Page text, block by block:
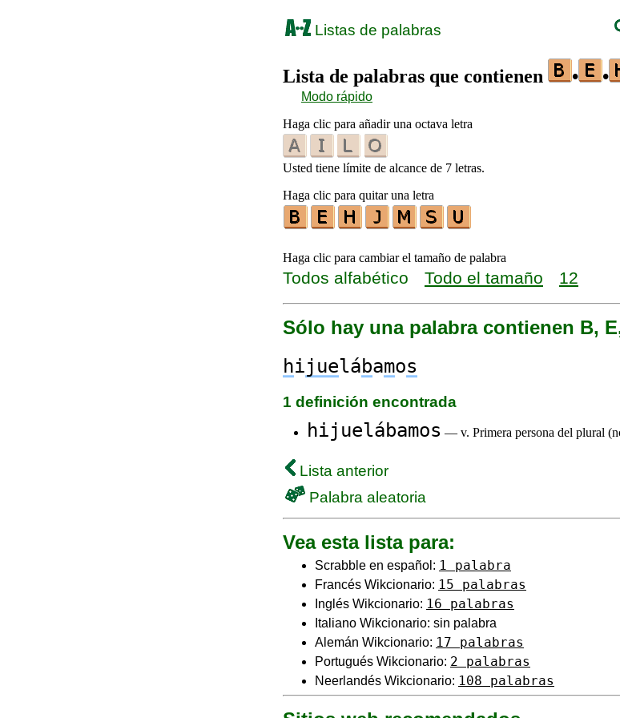
Listas de palabras
Lista de palabras que contienen • •
Modo rápido
Haga clic para añadir una octava letra
Usted tiene límite de alcance de 7 letras.
Haga clic para quitar una letra
Haga clic para cambiar el tamaño de palabra
Todos alfabético Todo el tamaño 12
Sólo hay una palabra contienen B,
hijuelábamos
1 definición encontrada
hijuelábamos — v. Primera persona del plural
Lista anterior
Palabra aleatoria
Vea esta lista para:
Scrabble en español: 1 palabra
Francés Wikcionario: 15 palabras
Inglés Wikcionario: 16 palabras
Italiano Wikcionario: sin palabra
Alemán Wikcionario: 17 palabras
Portugués Wikcionario: 2 palabras
Neerlandés Wikcionario: 108 palabras